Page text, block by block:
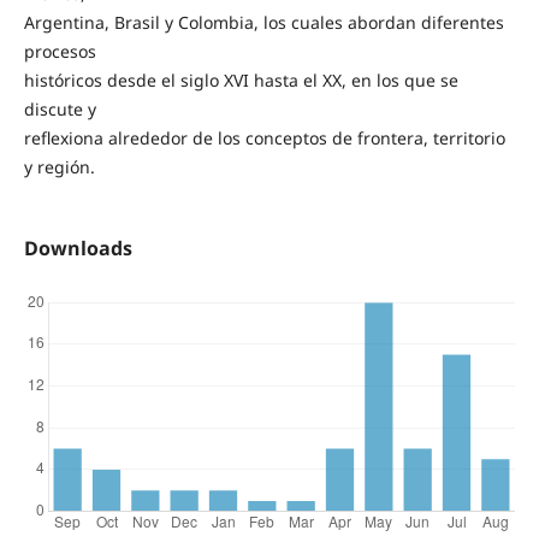
Argentina, Brasil y Colombia, los cuales abordan diferentes
procesos
históricos desde el siglo XVI hasta el XX, en los que se
discute y
reflexiona alrededor de los conceptos de frontera, territorio
y región.
Downloads